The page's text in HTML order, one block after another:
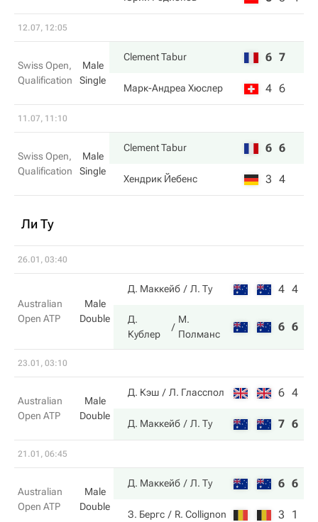
12.07, 12:05
Swiss Open,
Qualification
Male
Single
Clement Tabur 6 7
Марк-Андреа Хюслер 4 6
11.07, 11:10
Swiss Open,
Qualification
Male
Single
Clement Tabur 6 6
Хендрик Йебенс 3 4
Ли Ту
26.01, 03:40
Australian
Open ATP
Male
Double
Д. Маккейб Л. Ту 4 4
Д.
Кублер
М.
Полманс
6 6
23.01, 03:10
Australian
Open ATP
Male
Double
Д. Кэш Л. Гласспол 6 4
Д. Маккейб Л. Ту 7 6
21.01, 06:45
Australian
Open ATP
Male
Double
Д. Маккейб Л. Ту 6 6
З. Бергс R. Collignon 3 1